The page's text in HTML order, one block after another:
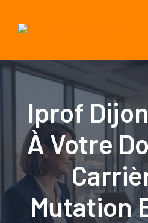
contenu
Iprof
À Votre
Mutation